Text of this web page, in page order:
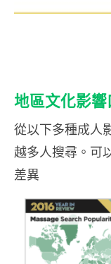
地區文化影
從以下多種成人
越多人搜尋。可
差異